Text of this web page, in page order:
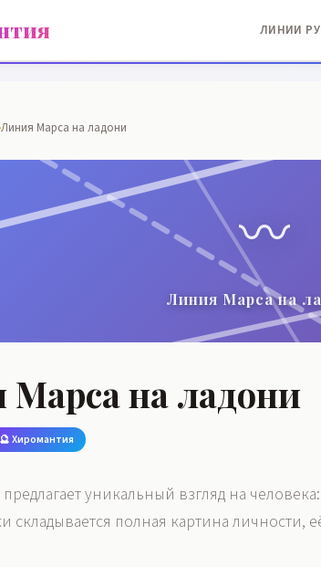
ЛИНИИ
›Линия Марса на ладони
〰️
Линия Марса на
на ладони
🔮 Хиромантия
уникальный взгляд на
складывается полная картина личности,